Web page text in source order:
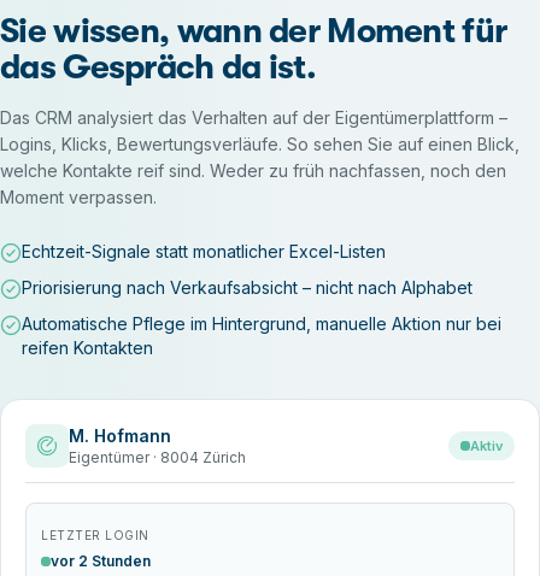
Sie wissen, wann der Moment für
das Gespräch da ist.
Das CRM analysiert das Verhalten auf der Eigentümerplattform –
Logins, Klicks, Bewertungsverläufe. So sehen Sie auf einen Blick,
welche Kontakte reif sind. Weder zu früh nachfassen, noch den
Moment verpassen.
Echtzeit-Signale statt monatlicher Excel-Listen
Priorisierung nach Verkaufsabsicht – nicht nach Alphabet
Automatische Pflege im Hintergrund, manuelle Aktion nur bei
reifen Kontakten
M. Hofmann
Eigentümer · 8004 Zürich
Aktiv
LETZTER LOGIN
vor 2 Stunden